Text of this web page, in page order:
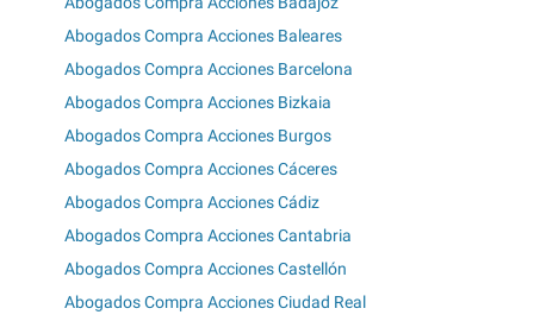
Abogados Compra Acciones Baleares
Abogados Compra Acciones Barcelona
Abogados Compra Acciones Bizkaia
Abogados Compra Acciones Burgos
Abogados Compra Acciones Cáceres
Abogados Compra Acciones Cádiz
Abogados Compra Acciones Cantabria
Abogados Compra Acciones Castellón
Abogados Compra Acciones Ciudad Real